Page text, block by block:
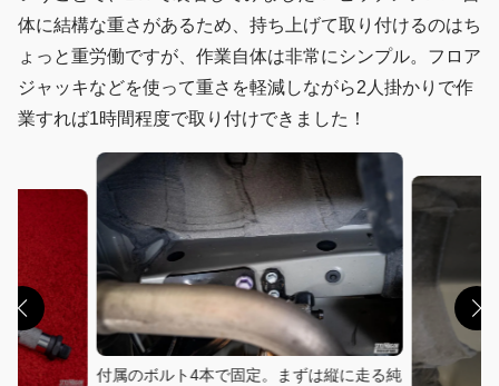
体に結構な重さがあるため、持ち上げて取り付けるのはち
ょっと重労働ですが、作業自体は非常にシンプル。フロア
ジャッキなどを使って重さを軽減しながら2人掛かりで作
業すれば1時間程度で取り付けできました！
付属のボルト4本で固定。まずは縦に走る純